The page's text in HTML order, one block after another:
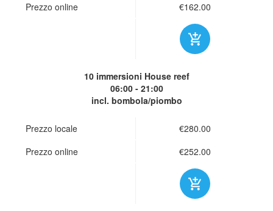
Prezzo online
€162.00
10 immersioni House reef
06:00 - 21:00
incl. bombola/piombo
Prezzo locale
€280.00
Prezzo online
€252.00